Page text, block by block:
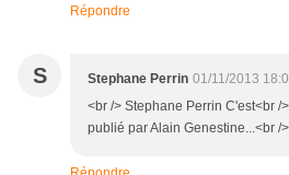
Répondre
S Stephane Perrin 01/11/2013
<br /> Stephane Perrin C'est<br /
publié par Alain Genestine...<br />